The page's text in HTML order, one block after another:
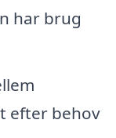
har brug
efter behov